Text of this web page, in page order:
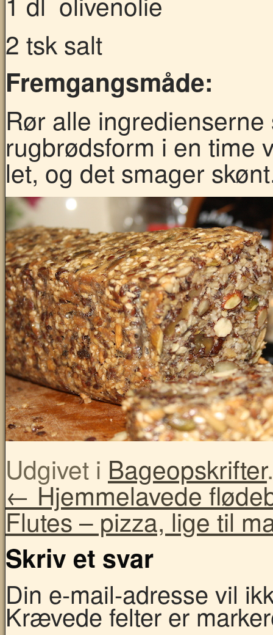
2 tsk salt
Fremgangsmåde:
Rør alle
rugbrødsform i en time
let, og det smager
Udgivet i Bageopskrifter
← Hjemmelavede
Flutes – pizza, lige til
Skriv et svar
Din e-mail-adresse vil
Krævede felter er